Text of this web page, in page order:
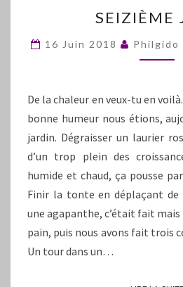
SEIZIÈME
16 Juin 2018 Philgido
De la chaleur en veux-tu en
bonne humeur nous étions,
jardin. Dégraisser un laurier
d’un trop plein des
humide et chaud, ça pousse
Finir la tonte en déplaçant de
une agapanthe, c’était fait
pain, puis nous avons fait trois
Un tour dans un…